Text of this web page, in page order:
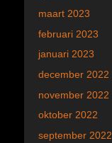
maart 2023
februari 2023
januari 2023
december 2022
november 2022
oktober 2022
september 2022